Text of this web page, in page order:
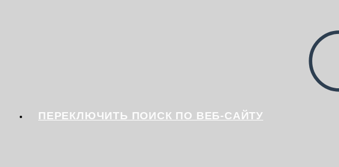
ПЕРЕКЛЮЧИТЬ ПОИСК ПО ВЕБ-САЙТУ